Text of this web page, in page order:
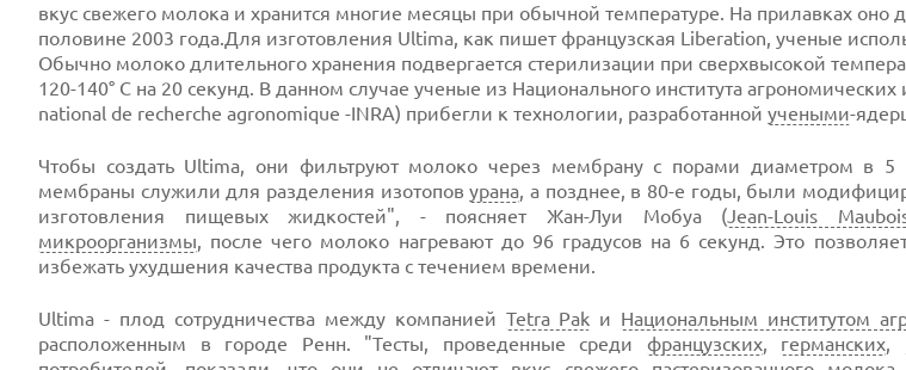
вкус свежего молока и хранится многие месяцы при обычной температуре. На прилавках оно
половине 2003 года.Для изготовления Ultima, как пишет французская Liberation, ученые
Обычно молоко длительного хранения подвергается стерилизации при сверхвысокой
120-140° C на 20 секунд. В данном случае ученые из Национального института
national de recherche agronomique -INRA) прибегли к технологии, разработанной учеными-
Чтобы создать Ultima, они фильтруют молоко через мембрану с порами диаметром в 5
мембраны служили для разделения изотоповурана, а позднее, в 80-е годы, были
изготовления пищевых жидкостей", - поясняет Жан-Луи Мобуа (Jean-Louis
микроорганизмы, после чего молоко нагревают до 96 градусов на 6 секунд. Это
избежать ухудшения качества продукта с течением времени.
Ultima - плод сотрудничества между компанией Tetra Pak и Национальным институтом
расположенным в городе Ренн. "Тесты, проведенные среди французских, германских,